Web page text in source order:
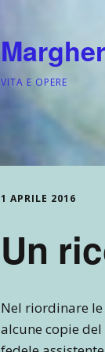
VITA E OPERE
1 APRILE 2016
Un
Nel riordinare
alcune copie del